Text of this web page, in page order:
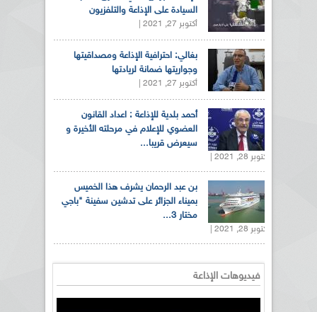
السيادة على الإذاعة والتلفزيون
أكتوبر 27, 2021 |
بغالي: احترافية الإذاعة ومصداقيتها
وجواريتها ضمانة لريادتها
أكتوبر 27, 2021 |
أحمد بلدية للإذاعة : اعداد القانون
العضوي للإعلام في مرحلته الأخيرة و
سيعرض قريبا...
أكتوبر 28, 2021 |
بن عبد الرحمان يشرف هذا الخميس
بميناء الجزائر على تدشين سفينة "باجي
مختار 3...
أكتوبر 28, 2021 |
فيديوهات الإذاعة